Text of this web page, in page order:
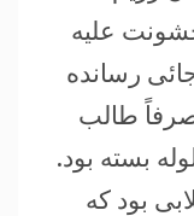
علیه
رسانده
صرفاً طالب
بسته بود.
بود که